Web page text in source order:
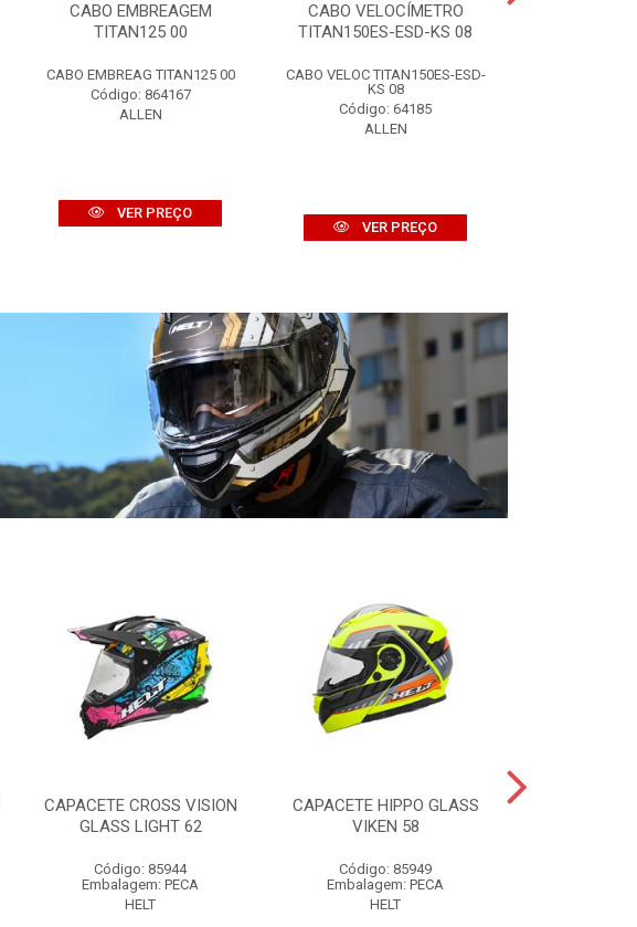
CABO EMBREAGEM
TITAN125 00
CABO EMBREAG TITAN125 00
Código: 864167
ALLEN
VER PREÇO
CABO VELOCÍMETRO
TITAN150ES-ESD-KS 08
CABO VELOC TITAN150ES-ESD-
KS 08
Código: 64185
ALLEN
VER PREÇO
CAPACETE CROSS VISION
GLASS LIGHT 62
Código: 85944
Embalagem: PECA
HELT
CAPACETE HIPPO GLASS
VIKEN 58
Código: 85949
Embalagem: PECA
HELT